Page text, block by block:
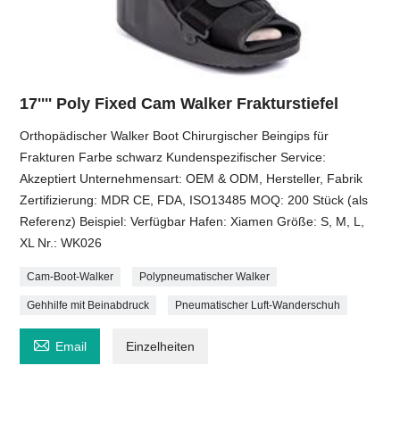
17'''' Poly Fixed Cam Walker Frakturstiefel
Orthopädischer Walker Boot Chirurgischer Beingips für
Frakturen Farbe schwarz Kundenspezifischer Service:
Akzeptiert Unternehmensart: OEM & ODM, Hersteller, Fabrik
Zertifizierung: MDR CE, FDA, ISO13485 MOQ: 200 Stück (als
Referenz) Beispiel: Verfügbar Hafen: Xiamen Größe: S, M, L,
XL Nr.: WK026
Cam-Boot-Walker Polypneumatischer Walker
Gehhilfe mit Beinabdruck Pneumatischer Luft-Wanderschuh
 Email Einzelheiten